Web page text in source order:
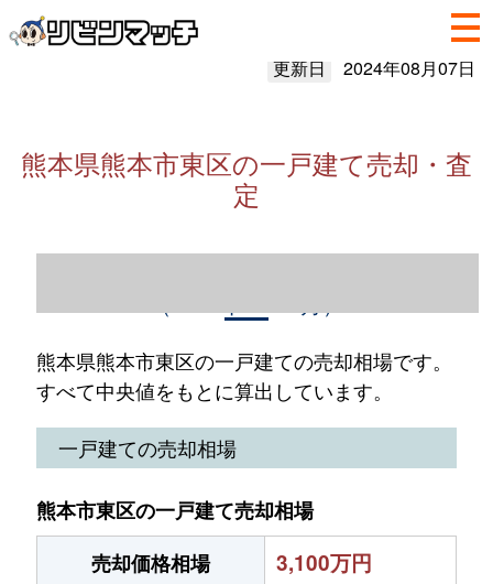
更新日 2024年08月07日
熊本県熊本市東区の一戸建て売却・査
定
熊本県熊本市東区の一戸建ての売却相場です。
すべて中央値をもとに算出しています。
一戸建ての売却相場
熊本市東区の一戸建て売却相場
売却価格相場
3,100万円